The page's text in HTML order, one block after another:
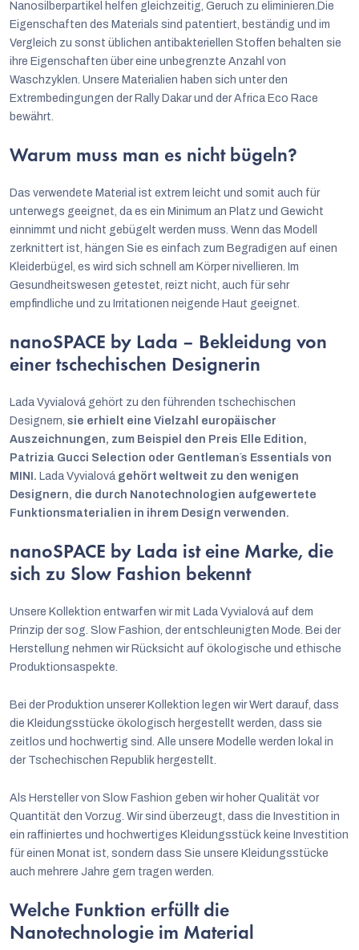
Nanosilberpartikel helfen gleichzeitig, Geruch zu eliminieren.Die
Eigenschaften des Materials sind patentiert, beständig und im
Vergleich zu sonst üblichen antibakteriellen Stoffen behalten sie
ihre Eigenschaften über eine unbegrenzte Anzahl von
Waschzyklen. Unsere Materialien haben sich unter den
Extrembedingungen der Rally Dakar und der Africa Eco Race
bewährt.
Warum muss man es nicht bügeln?
Das verwendete Material ist extrem leicht und somit auch für
unterwegs geeignet, da es ein Minimum an Platz und Gewicht
einnimmt und nicht gebügelt werden muss. Wenn das Modell
zerknittert ist, hängen Sie es einfach zum Begradigen auf einen
Kleiderbügel, es wird sich schnell am Körper nivellieren. Im
Gesundheitswesen getestet, reizt nicht, auch für sehr
empfindliche und zu Irritationen neigende Haut geeignet.
nanoSPACE by Lada – Bekleidung von
einer tschechischen Designerin
Lada Vyvialová gehört zu den führenden tschechischen
Designern, sie erhielt eine Vielzahl europäischer
Auszeichnungen, zum Beispiel den Preis Elle Edition,
Patrizia Gucci Selection oder Gentleman´s Essentials von
MINI. Lada Vyvialová gehört weltweit zu den wenigen
Designern, die durch Nanotechnologien aufgewertete
Funktionsmaterialien in ihrem Design verwenden.
nanoSPACE by Lada ist eine Marke, die
sich zu Slow Fashion bekennt
Unsere Kollektion entwarfen wir mit Lada Vyvialová auf dem
Prinzip der sog. Slow Fashion, der entschleunigten Mode. Bei der
Herstellung nehmen wir Rücksicht auf ökologische und ethische
Produktionsaspekte.
Bei der Produktion unserer Kollektion legen wir Wert darauf, dass
die Kleidungsstücke ökologisch hergestellt werden, dass sie
zeitlos und hochwertig sind. Alle unsere Modelle werden lokal in
der Tschechischen Republik hergestellt.
Als Hersteller von Slow Fashion geben wir hoher Qualität vor
Quantität den Vorzug. Wir sind überzeugt, dass die Investition in
ein raffiniertes und hochwertiges Kleidungsstück keine Investition
für einen Monat ist, sondern dass Sie unsere Kleidungsstücke
auch mehrere Jahre gern tragen werden.
Welche Funktion erfüllt die
Nanotechnologie im Material